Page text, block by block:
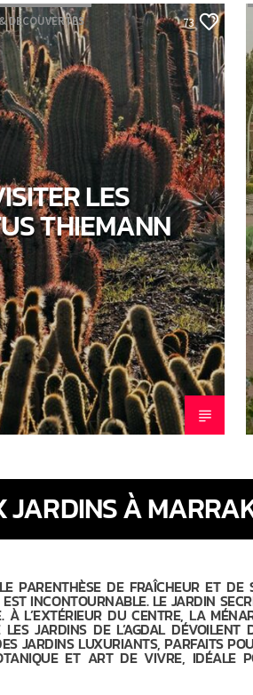
DÉCOUVERTES 73
LES
THIEMANN
JARDINS À
PARENTHÈSE DE FRAÎCHEUR ET
INCONTOURNABLE. LE JARDIN
L’EXTÉRIEUR DU CENTRE, LA
JARDINS DE L’AGDAL DÉVOILENT
JARDINS LUXURIANTS, PARFAITS
ET ART DE VIVRE, IDÉALE